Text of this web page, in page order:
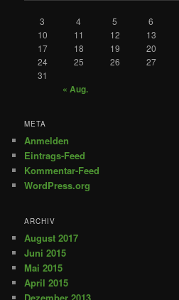
3
4 5 6
10
11 12 13
17
18 19 20
24
25 26 27
31
« Aug.
META
Anmelden
Eintrags-Feed
Kommentar-Feed
WordPress.org
ARCHIV
August 2017
Juni 2015
Mai 2015
April 2015
Dezember 2013